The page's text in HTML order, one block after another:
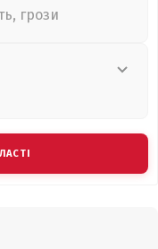
грози